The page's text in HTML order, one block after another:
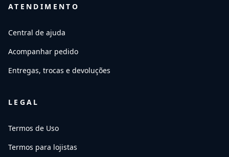
ATENDIMENTO
Central de ajuda
Acompanhar pedido
Entregas, trocas e devoluções
LEGAL
Termos de Uso
Termos para lojistas